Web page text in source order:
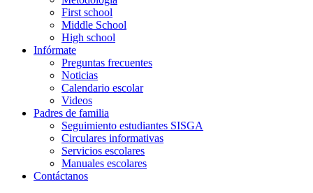
First school
Middle School
High school
Infórmate
Preguntas frecuentes
Noticias
Calendario escolar
Videos
Padres de familia
Seguimiento estudiantes SISGA
Circulares informativas
Servicios escolares
Manuales escolares
Contáctanos